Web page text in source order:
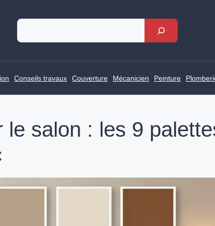
Rechercher
Conseils travaux Couverture Mécanicien Peinture
le salon : les 9